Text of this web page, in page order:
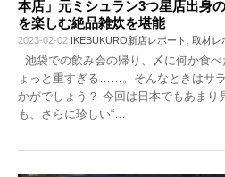
本店」元ミシュラン3つ星店出身
を楽しむ絶品雑炊を堪能
2023-02-02 IKEBUKURO新店レポート 取材レ
池袋での飲み会の帰り、〆に何か食
ょっと重すぎる……。そんなときはサ
かがでしょう？ 今回は日本でもあまり
も、さらに珍しい“